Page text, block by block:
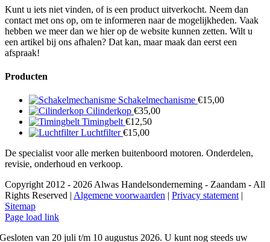
Kunt u iets niet vinden, of is een product uitverkocht. Neem dan
contact met ons op, om te informeren naar de mogelijkheden. Vaak
hebben we meer dan we hier op de website kunnen zetten. Wilt u
een artikel bij ons afhalen? Dat kan, maar maak dan eerst een
afspraak!
Producten
Schakelmechanisme €15,00
Cilinderkop €35,00
Timingbelt €12,50
Luchtfilter €15,00
De specialist voor alle merken buitenboord motoren. Onderdelen,
revisie, onderhoud en verkoop.
Copyright 2012 - 2026 Alwas Handelsonderneming - Zaandam - All
Rights Reserved | Algemene voorwaarden | Privacy statement |
Sitemap
Page load link
Gesloten van 20 juli t/m 10 augustus 2026. U kunt nog steeds uw